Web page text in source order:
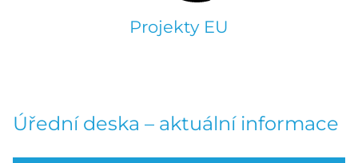
Projekty EU
Úřední deska – aktuální informace